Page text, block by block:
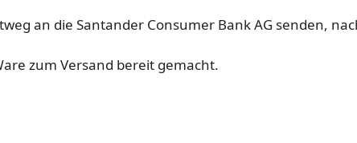
an die Santander Consumer Bank AG senden,
zum Versand bereit gemacht.